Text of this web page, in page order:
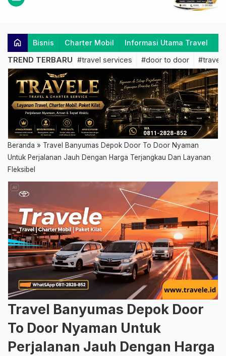
home Bisnis Charter Mobil Informasi Utama Travel
TREND TERBARU #travel services #door to door #travel
Beranda » Travel Banyumas Depok Door To Door Nyaman
Untuk Perjalanan Jauh Dengan Harga Terjangkau Dan Layanan
Fleksibel
Travel Banyumas Depok Door
To Door Nyaman Untuk
Perjalanan Jauh Dengan Harga